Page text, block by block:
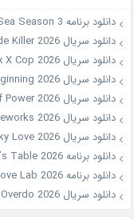
دانلود برنامه Fresh off the Sea Season 3
دانلود سریال A Bona Fide Killer 2026
دانلود سریال Flex X Cop 2026
دانلود سریال The Affair Was Just the Beginning 2026
دانلود سریال Blossoms of Power 2026
دانلود سریال Love Has Fireworks 2026
دانلود سریال Our Sticky Love 2026
دانلود برنامه Murder Club: Liar’s Table 2026
دانلود برنامه The Love Lab 2026
دانلود سریال Overdo 2026